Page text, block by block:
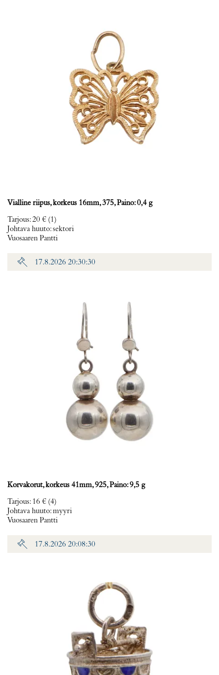
Vialline riipus, korkeus 16mm, 375, Paino: 0,4 g
Tarjous:20 € (1)
Johtava huuto:sektori
Vuosaaren Pantti
17.8.2026 20:30:30
Korvakorut, korkeus 41mm, 925, Paino: 9,5 g
Tarjous: 16 € (4)
Johtava huuto:myyri
Vuosaaren Pantti
17.8.2026 20:08:30